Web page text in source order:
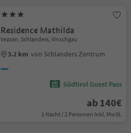
Residence Mathilda
Vezzan, Schlanders, Vinschgau
3.2 km von Schlanders Zentrum
Südtirol Guest Pass
ab 140€
1 Nacht / 2 Personen Inkl. MwSt.